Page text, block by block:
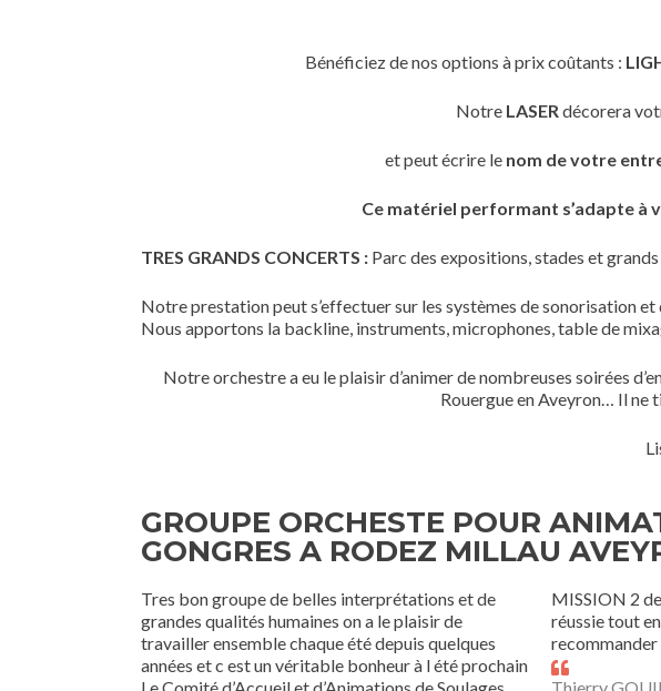
Bénéficiez de nos options à prix coûtants :
Notre LASER décorera
et peut écrire le nom de votre
Ce matériel performant s’adapte à
TRES GRANDS CONCERTS : Parc des expositions, stades et grands
Notre prestation peut s’effectuer sur les systèmes de sonorisation
Nous apportons la backline, instruments, microphones, table de
Notre orchestre a eu le plaisir d’animer de nombreuses soirées
Rouergue en Aveyron… Il ne
GROUPE ORCHESTE POUR
GONGRES A RODEZ MILLAU
Tres bon groupe de belles interprétations et de
grandes qualités humaines on a le plaisir de
travailler ensemble chaque été depuis quelques
années et c est un véritable bonheur à l été prochain
MISSION 2
réussie tout